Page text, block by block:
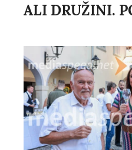
ALI DRUŽINI.